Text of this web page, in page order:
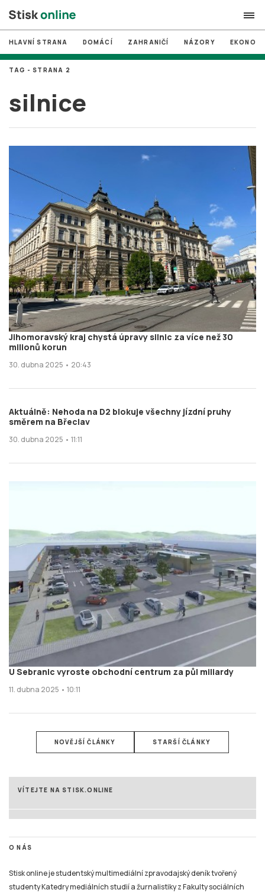
search
# MUNI
# Brno
# volby
Zapomněli jste heslo?
Založit nový účet
HLAVNÍ STRANA DOMÁCÍ ZAHRANIČÍ NÁZORY
silnice
TAG - STRANA 2
Jihomoravský kraj chystá úpravy silnic za více než 30
milionů korun
30. dubna 2025 • 20:43
Aktuálně: Nehoda na D2 blokuje všechny jízdní pruhy
směrem na Břeclav
30. dubna 2025 • 11:11
U Sebranic vyroste obchodní centrum za půl miliardy
11. dubna 2025 • 10:11
NOVĚJŠÍ ČLÁNKY STARŠÍ ČLÁNKY
VÍTEJTE NA STISK.ONLINE
O NÁS
Stisk online je studentský multimediální zpravodajský deník tvořený
studenty Katedry mediálních studií a žurnalistiky z Fakulty sociálních